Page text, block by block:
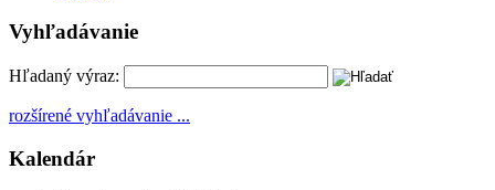
Vyhľadávanie
Hľadaný výraz:
rozšírené vyhľadávanie ...
Kalendár